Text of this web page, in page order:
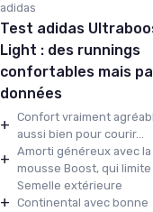
adidas
Test adidas
Light : des runnings
confortables mais
données
+ Confort vraiment
aussi bien pour courir...
+ Amorti généreux avec la
mousse Boost, qui limite
+
Semelle extérieure
Continental avec bonne